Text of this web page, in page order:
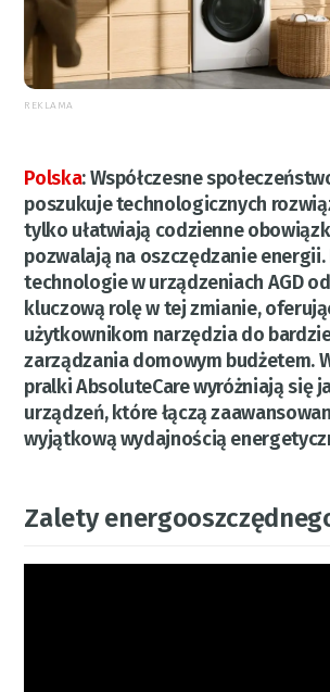
REKLAMA
Polska:Współczesne
poszukuje technologicznych
tylko ułatwiają codzienne
pozwalają na oszczędzanie
technologie w urządzeniach AGD
kluczową rolę w tej zmianie,
użytkownikom narzędzia do
zarządzania domowym budżetem.
pralki AbsoluteCare wyróżniają się
urządzeń, które łączą
wyjątkową wydajnością
Zalety